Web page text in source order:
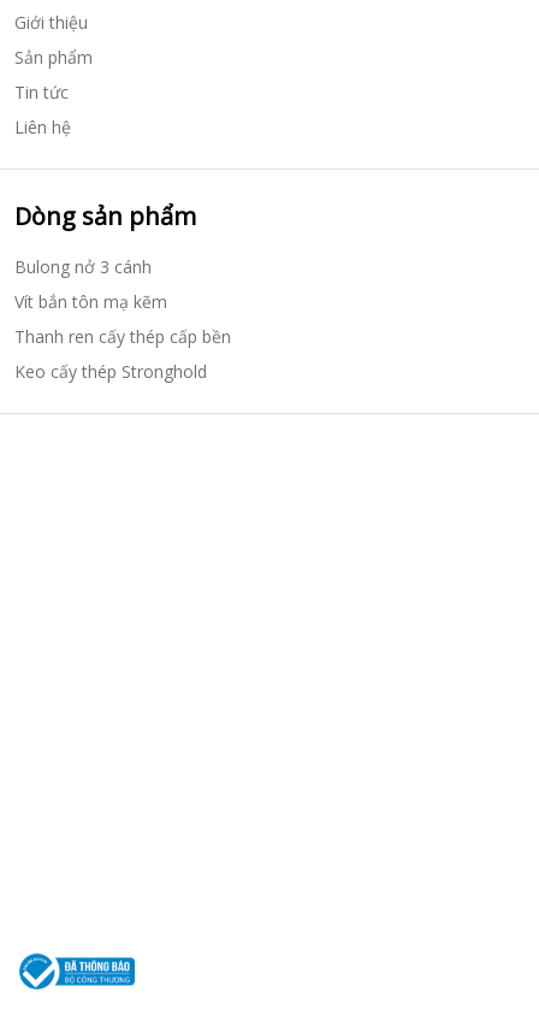
Giới thiệu
Sản phẩm
Tin tức
Liên hệ
Dòng sản phẩm
Bulong nở 3 cánh
Vít bắn tôn mạ kẽm
Thanh ren cấy thép cấp bền
Keo cấy thép Stronghold